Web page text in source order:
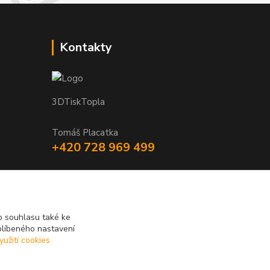
Kontakty
3DTiskTopla
Tomáš Placatka
+420 728 969 499
souhlasu také ke
nastavení
cookies